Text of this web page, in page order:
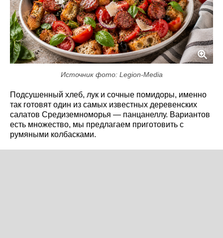
Источник фото: Legion-Media
Подсушенный хлеб, лук и сочные помидоры, именно
так готовят один из самых известных деревенских
салатов Средиземноморья — панцанеллу. Вариантов
есть множество, мы предлагаем приготовить с
румяными колбасками.